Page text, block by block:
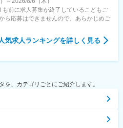
前に求人募集が終了していることもご
ら応募はできませんので、あらかじめご
気求人ランキングを詳しく見る
、カテゴリごとにご紹介します。